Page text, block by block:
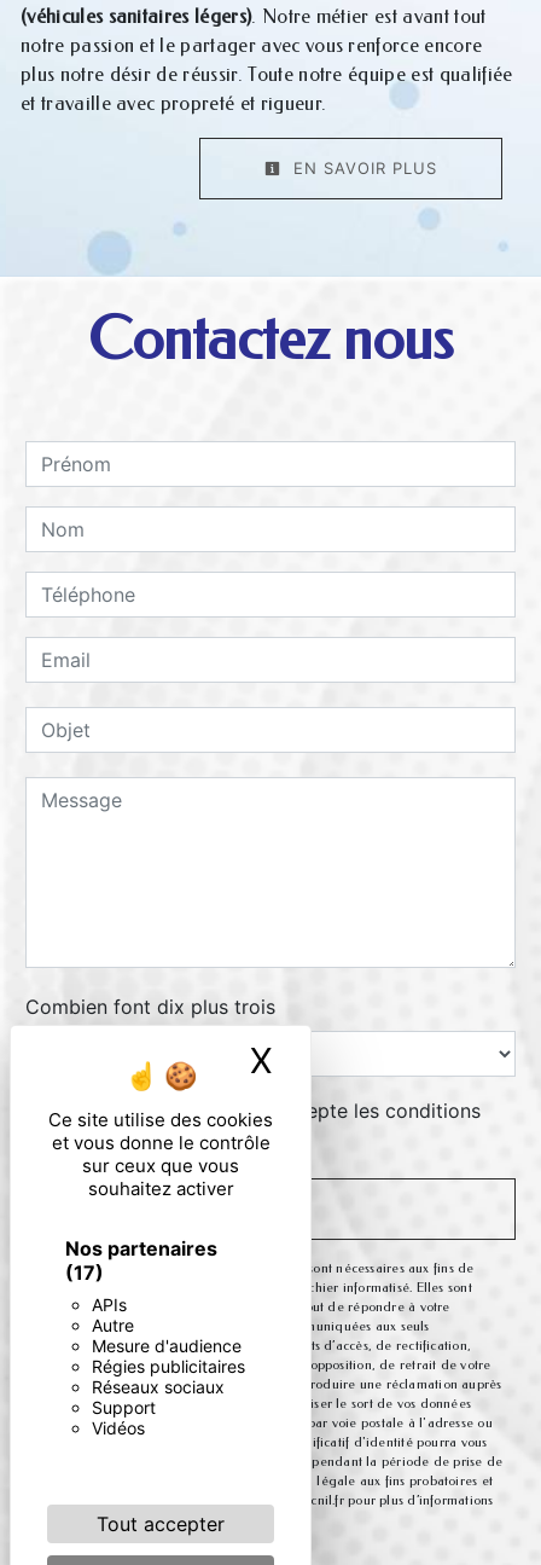
Ce site utilise des cookies
et vous donne le contrôle
sur ceux que vous
souhaitez activer
Nos partenaires
(17)
APIs
Autre
Mesure d'audience
Régies publicitaires
Réseaux sociaux
Support
Vidéos
Tout accepter
X Masquer le
(véhicules sanitaires légers). Notre métier est avant tout
notre passion et le partager avec vous renforce encore
plus notre désir de réussir. Toute notre équipe est qualifiée
et travaille avec propreté et rigueur.
EN SAVOIR PLUS
Contactez nous
Combien font dix plus trois
En cochant cette case, j'accepte les conditions
particulières ci-dessous **
** Les données personnelles communiquées sont nécessaires aux fins de
vous contacter et sont enregistrées dans un fichier informatisé. Elles sont
destinées à et ses sous-traitants dans le seul but de répondre à votre
message. Les données collectées seront communiquées aux seuls
destinataires suivants: . Vous disposez de droits d’accès, de rectification,
d’effacement, de portabilité, de limitation, d’opposition, de retrait de votre
consentement à tout moment et du droit d’introduire une réclamation auprès
d’une autorité de contrôle, ainsi que d’organiser le sort de vos données
post-mortem. Vous pouvez exercer ces droits par voie postale à l'adresse ou
par courrier électronique à l'adresse . Un justificatif d'identité pourra vous
être demandé. Nous conservons vos données pendant la période de prise de
contact puis pendant la durée de prescription légale aux fins probatoires et
de gestion des contentieux. Consultez le site cnil.fr pour plus d’informations
sur vos droits.